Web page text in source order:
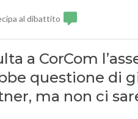
al dibattito
a CorCom
questione di
ma non ci